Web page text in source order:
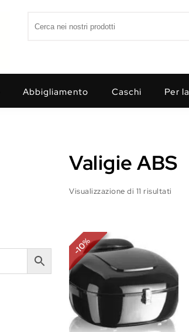
Abbigliamento Caschi Per
Valigie ABS
Visualizzazione di 11 risultati
-
10
%